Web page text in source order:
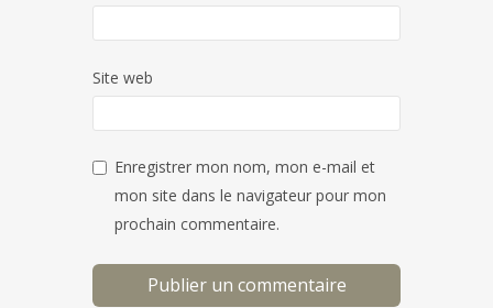
Site web
Enregistrer mon nom, mon e-mail et
mon site dans le navigateur pour mon
prochain commentaire.